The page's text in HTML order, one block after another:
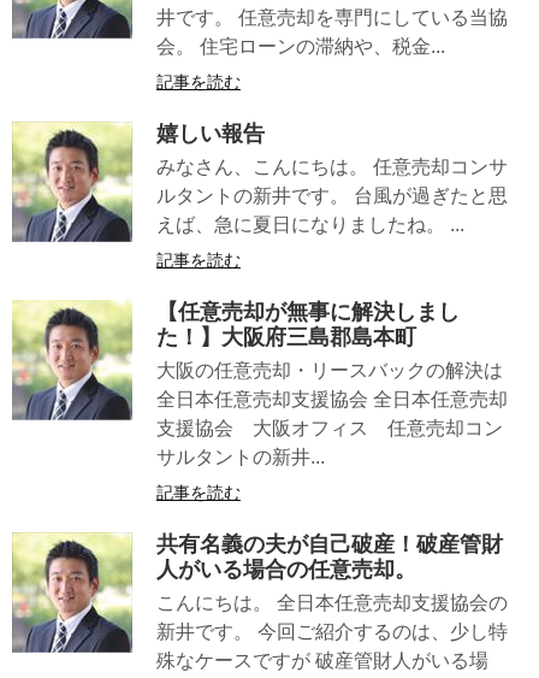
井です。 任意売却を専門にしている当協
会。 住宅ローンの滞納や、税金...
記事を読む
嬉しい報告
みなさん、こんにちは。 任意売却コンサ
ルタントの新井です。 台風が過ぎたと思
えば、急に夏日になりましたね。 ...
記事を読む
【任意売却が無事に解決しまし
た！】大阪府三島郡島本町
大阪の任意売却・リースバックの解決は
全日本任意売却支援協会 全日本任意売却
支援協会 大阪オフィス 任意売却コン
サルタントの新井...
記事を読む
共有名義の夫が自己破産！破産管財
人がいる場合の任意売却。
こんにちは。 全日本任意売却支援協会の
新井です。 今回ご紹介するのは、少し特
殊なケースですが 破産管財人がいる場